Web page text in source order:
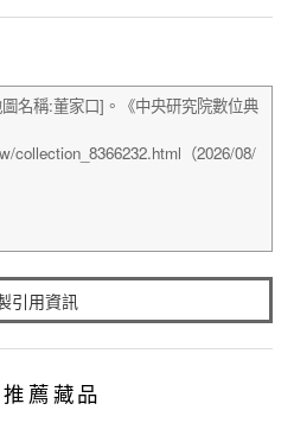
引用資訊
薦藏品